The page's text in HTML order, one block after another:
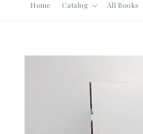
Home Catalog All Books